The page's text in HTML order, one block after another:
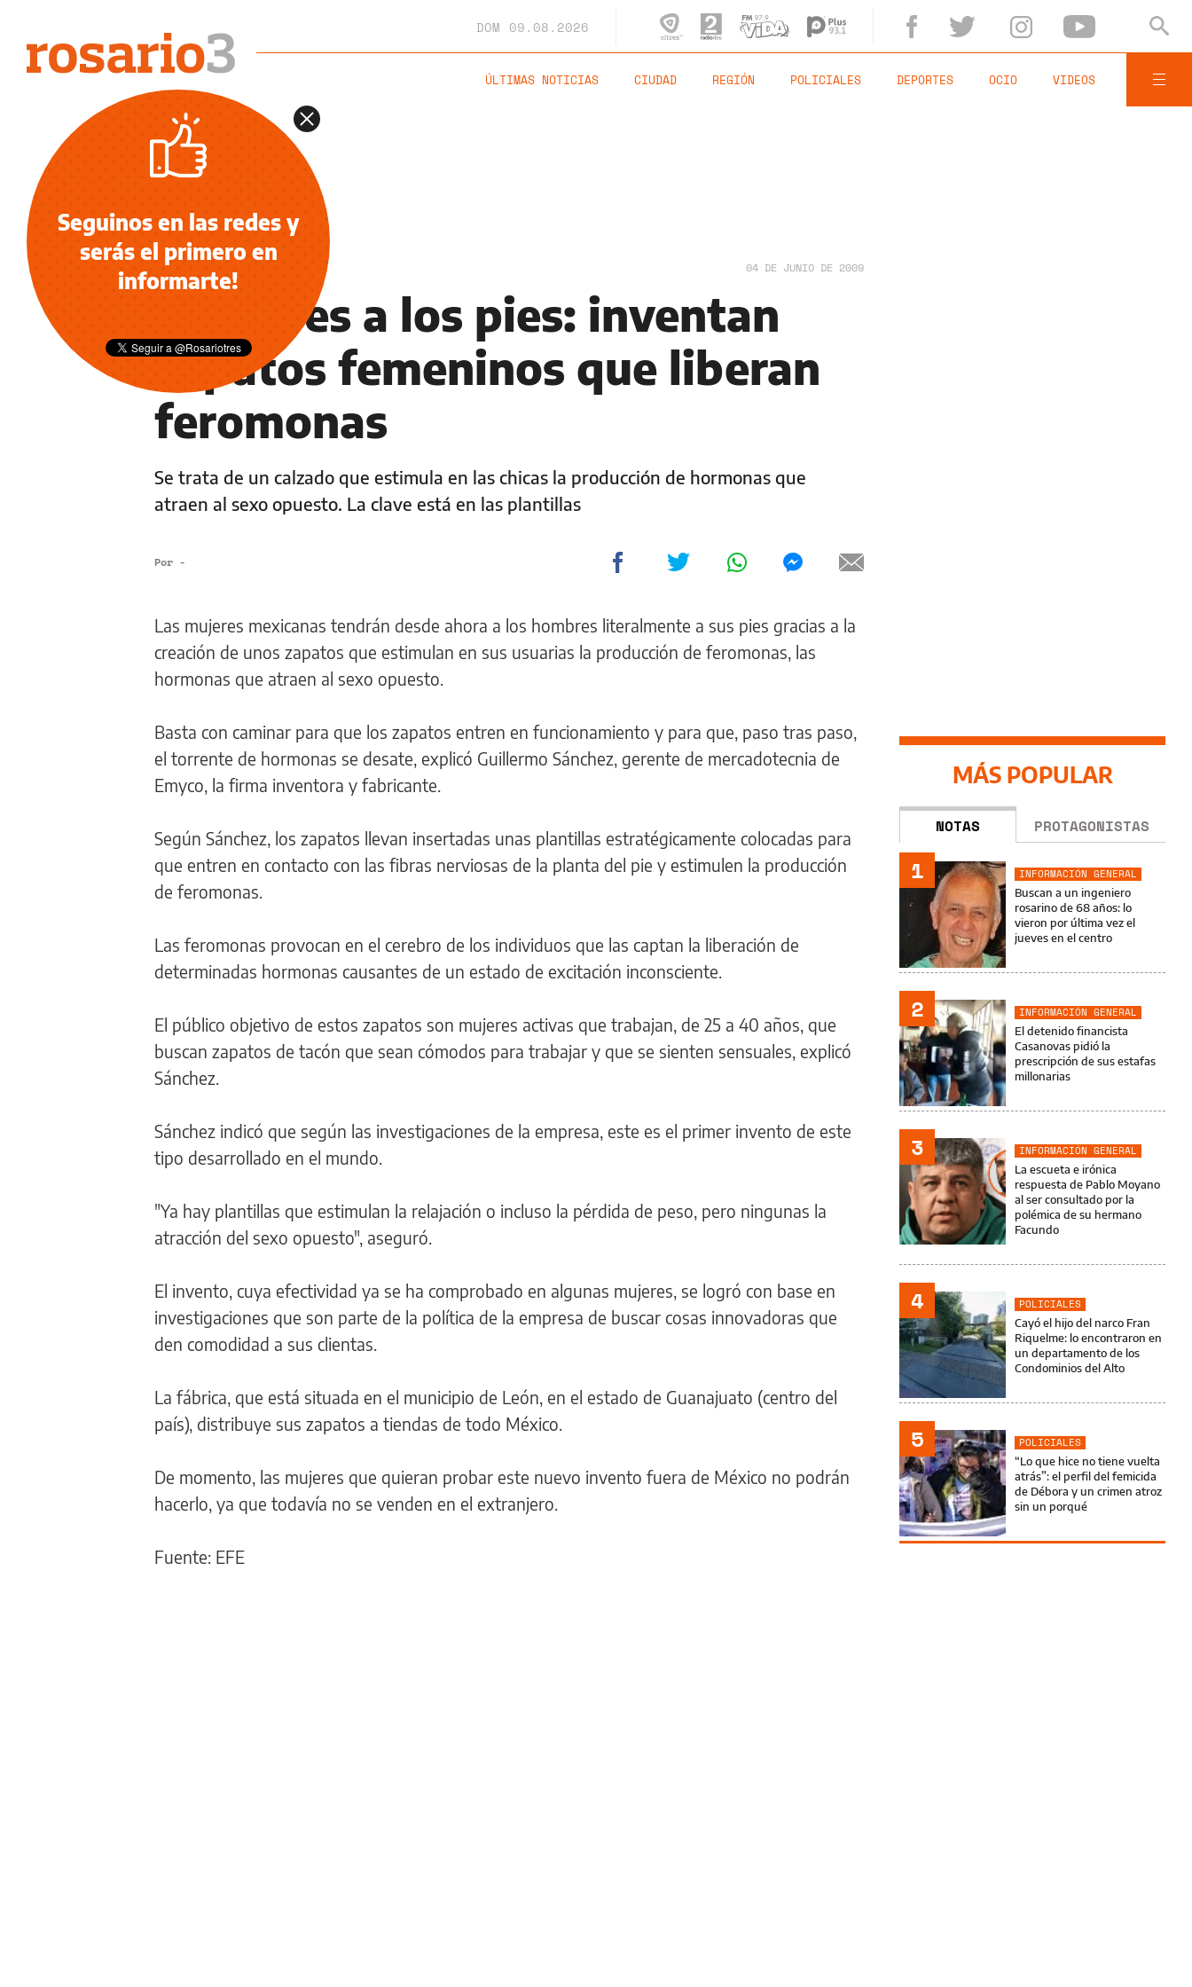
DOM 09.08.2026
ÚLTIMAS NOTICIAS CIUDAD REGIÓN POLICIALES DEPORTES OCIO VIDEOS
NOTICIAS 04 DE JUNIO DE 2009
Hombres a los pies: inventan
zapatos femeninos que liberan
feromonas
Se trata de un calzado que estimula en las chicas la producción de hormonas que
atraen al sexo opuesto. La clave está en las plantillas
Por -
Las mujeres mexicanas tendrán desde ahora a los hombres literalmente a sus pies gracias a la
creación de unos zapatos que estimulan en sus usuarias la producción de feromonas, las
hormonas que atraen al sexo opuesto.
Basta con caminar para que los zapatos entren en funcionamiento y para que, paso tras paso,
el torrente de hormonas se desate, explicó Guillermo Sánchez, gerente de mercadotecnia de
Emyco, la firma inventora y fabricante.
Según Sánchez, los zapatos llevan insertadas unas plantillas estratégicamente colocadas para
que entren en contacto con las fibras nerviosas de la planta del pie y estimulen la producción
de feromonas.
Las feromonas provocan en el cerebro de los individuos que las captan la liberación de
determinadas hormonas causantes de un estado de excitación inconsciente.
El público objetivo de estos zapatos son mujeres activas que trabajan, de 25 a 40 años, que
buscan zapatos de tacón que sean cómodos para trabajar y que se sienten sensuales, explicó
Sánchez.
Sánchez indicó que según las investigaciones de la empresa, este es el primer invento de este
tipo desarrollado en el mundo.
"Ya hay plantillas que estimulan la relajación o incluso la pérdida de peso, pero ningunas la
atracción del sexo opuesto", aseguró.
El invento, cuya efectividad ya se ha comprobado en algunas mujeres, se logró con base en
investigaciones que son parte de la política de la empresa de buscar cosas innovadoras que
den comodidad a sus clientas.
La fábrica, que está situada en el municipio de León, en el estado de Guanajuato (centro del
país), distribuye sus zapatos a tiendas de todo México.
De momento, las mujeres que quieran probar este nuevo invento fuera de México no podrán
hacerlo, ya que todavía no se venden en el extranjero.
Fuente: EFE
MÁS POPULAR
NOTAS PROTAGONISTAS
1
INFORMACIÓN GENERAL
Buscan a un ingeniero
rosarino de 68 años: lo
vieron por última vez el
jueves en el centro
2
INFORMACIÓN GENERAL
El detenido financista
Casanovas pidió la
prescripción de sus estafas
millonarias
3
INFORMACIÓN GENERAL
La escueta e irónica
respuesta de Pablo Moyano
al ser consultado por la
polémica de su hermano
Facundo
4
POLICIALES
Cayó el hijo del narco Fran
Riquelme: lo encontraron en
un departamento de los
Condominios del Alto
5
POLICIALES
“Lo que hice no tiene vuelta
atrás”: el perfil del femicida
de Débora y un crimen atroz
sin un porqué
Seguinos en las redes y
serás el primero en
informarte!